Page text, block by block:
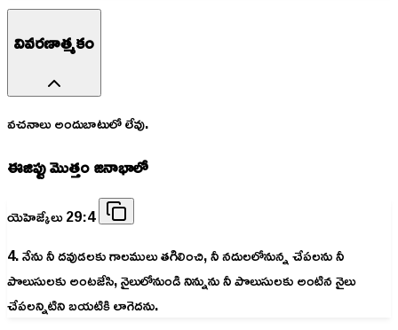
వివరణాత్మకం
వచనాలు అందుబాటులో లేవు.
ఈజిప్టు మొత్తం జనాభాలో
యెహెజ్కేలు 29:4
4. నేను నీ దవుడలకు గాలములు తగిలించి, నీ నదులలోనున్న చేపలను నీ
పొలుసులకు అంటజేసి, నైలులోనుండి నిన్నును నీ పొలుసులకు అంటిన నైలు
చేపలన్నిటిని బయటికి లాగెదను.